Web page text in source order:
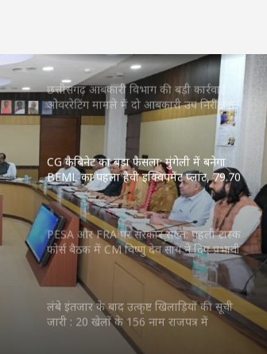
छत्तीसगढ़ आबकारी विभाग की बड़ी कार्रवाई :
ओवररेटिंग मामले में दो आबकारी उप निरीक्षक
निलंबित
CG कैबिनेट का बड़ा फैसला: मुंगेली में बनेगा
BEML का पहला हैवी इक्विपमेंट प्लांट, 79.70
एकड़ जमीन आवंटित
PESA और FRA पर सरकार सख्त: पहली टास्क
फोर्स बैठक में CM विष्णु देव साय ने दिए प्रभावी
क्रियान्वयन के निर्देश
लंबे इंतजार के बाद उत्कृष्ट खिलाड़ियों की सूची
जारी : 20 खेलों के 156 नाम राजपत्र में
प्रकाशित, नौकरी की उम्मीद बढ़ी